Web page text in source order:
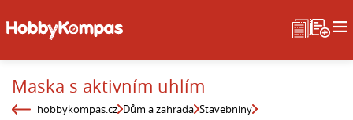
Maska s aktivním uhlím
hobbykompas.cz Dům a zahrada Stavebniny